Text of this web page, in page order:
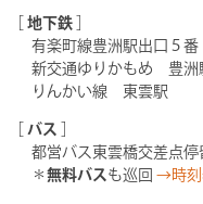
地下鉄
有楽町線豊洲駅出口
新交通ゆりかもめ 豊
りんかい線 東雲
バス
都営バス東雲橋交差点停
＊ 無料バス も巡回 →時刻